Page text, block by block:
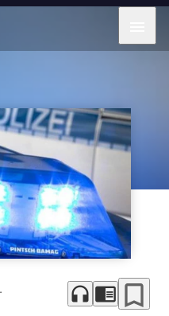
headphones chrome_reader_mode bookmark_border